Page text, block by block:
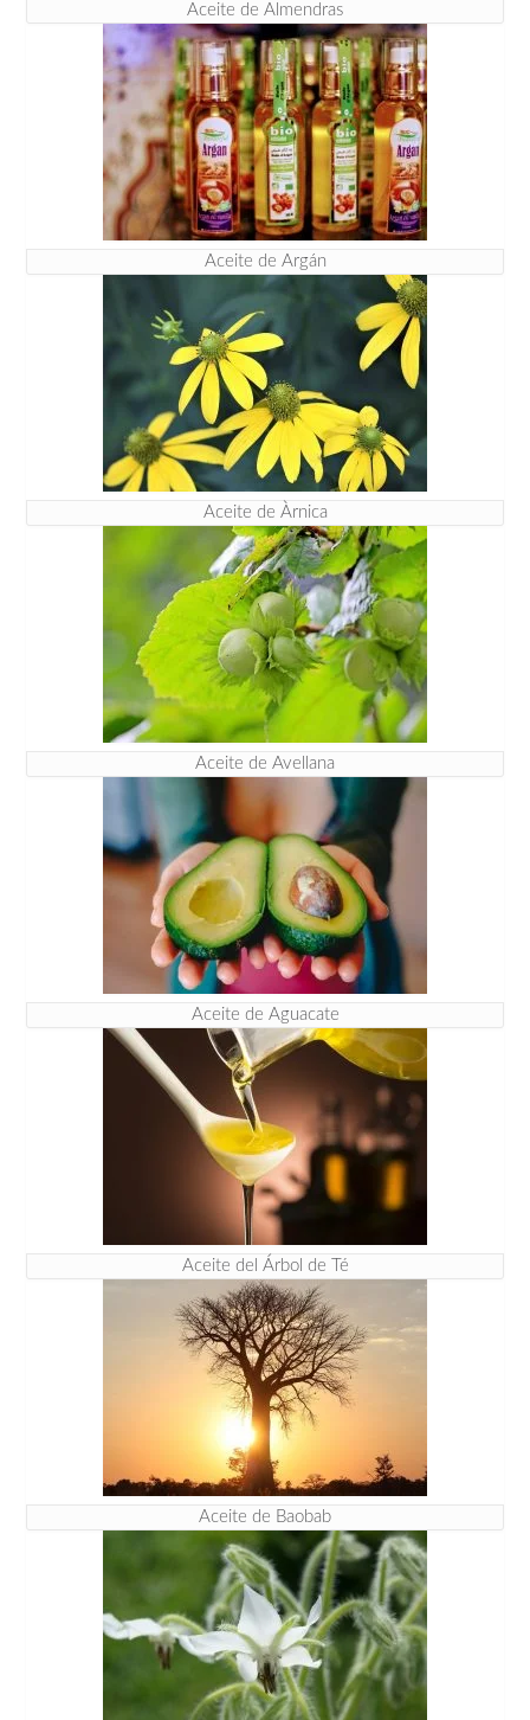
Aceite de Almendras
Aceite de Argán
Aceite de Àrnica
Aceite de Avellana
Aceite de Aguacate
Aceite del Árbol de Té
Aceite de Baobab